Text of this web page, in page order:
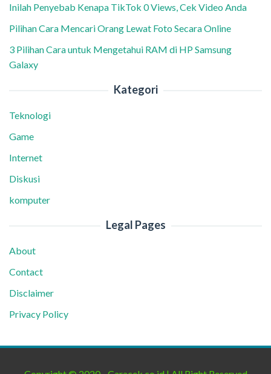
Inilah Penyebab Kenapa TikTok 0 Views, Cek Video Anda
Pilihan Cara Mencari Orang Lewat Foto Secara Online
3 Pilihan Cara untuk Mengetahui RAM di HP Samsung
Galaxy
Kategori
Teknologi
Game
Internet
Diskusi
komputer
Legal Pages
About
Contact
Disclaimer
Privacy Policy